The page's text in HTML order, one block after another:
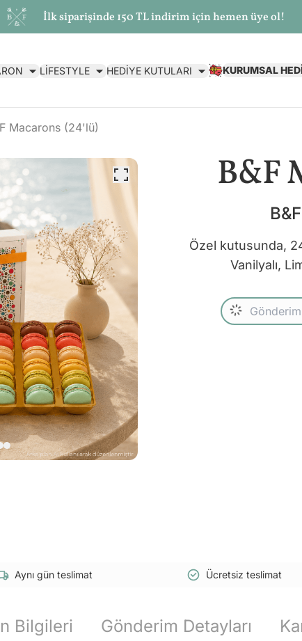
İlk siparişinde 150 TL indirim için hemen üye ol!
LİFESTYLE HEDİYE KUTULARI KURUMSAL
Macarons (24'lü)
B&F
Özel kutusunda,
Vanilyalı,
Aynı gün teslimat Ücretsiz teslimat
Bilgileri Gönderim Detayları